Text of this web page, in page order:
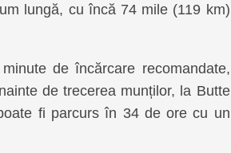
lungă, cu încă 74 mile (119 km)
de încărcare recomandate,
de trecerea munților, la Butte
fi parcurs în 34 de ore cu un